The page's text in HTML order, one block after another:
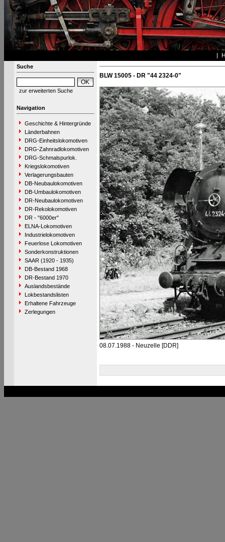
Suche
zur erweiterten Suche
Navigation
Geschichte & Hintergründe
Länderbahnen
DRG-Einheitslokomotiven
DRG-Zahnradlokomotiven
DRG-Schmalspurlok.
Kriegslokomotiven
Verlagerungsbauten
DB-Neubaulokomotiven
DB-Umbaulokomotiven
DR-Neubaulokomotiven
DR-Rekolokomotiven
DR - "6000er"
ELNA-Lokomotiven
Industrielokomotiven
Feuerlose Lokomotiven
Sonderkonstruktionen
SAAR (1920 - 1935)
DB-Bestand 1968
DR-Bestand 1970
Auslandsbestände
Lokbestandslisten
Erhaltene Fahrzeuge
Zerlegungen
BLW 15005 - DR "44 2324-0"
08.07.1988 - Neuzelle [DDR]